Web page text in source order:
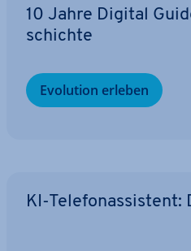
10 Jahre Digital
schich­te
Evolution erleben
KI-Te­le­fon­as­sis­tent: